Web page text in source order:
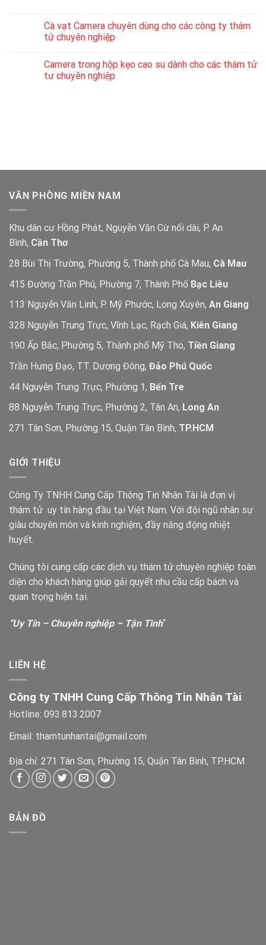
Cà vạt Camera chuyên dùng cho các công ty thám
tử chuyên nghiệp
Camera trong hộp kẹo cao su dành cho các thám tử
tư chuyên nghiệp
VĂN PHÒNG MIỀN NAM
Khu dân cư Hồng Phát, Nguyễn Văn Cừ nối dài, P. An
Bình, Cần Thơ
28 Bùi Thị Trường, Phường 5, Thành phố Cà Mau, Cà Mau
415 Đường Trần Phú, Phường 7, Thành Phố Bạc Liêu
113 Nguyễn Văn Linh, P. Mỹ Phước, Long Xuyên, An Giang
328 Nguyễn Trung Trực, Vĩnh Lạc, Rạch Giá, Kiên Giang
190 Ấp Bắc, Phường 5, Thành phố Mỹ Tho, Tiền Giang
Trần Hưng Đạo, TT. Dương Đông, Đảo Phú Quốc
44 Nguyễn Trung Trực, Phường 1, Bến Tre
88 Nguyễn Trung Trực, Phường 2, Tân An, Long An
271 Tân Sơn, Phường 15, Quận Tân Bình, TP.HCM
GIỚI THIỆU
Công Ty TNHH Cung Cấp Thông Tin Nhân Tài là đơn vị
thám tử uy tín hàng đầu tại Việt Nam. Với đội ngũ nhân sự
giàu chuyên môn và kinh nghiệm, đầy năng động nhiệt
huyết.
Chúng tôi cung cấp các dịch vụ thám tử chuyên nghiệp toàn
diện cho khách hàng giúp gải quyết nhu cầu cấp bách và
quan trọng hiện tại.
“Uy Tín – Chuyên nghiệp – Tận Tình“
LIÊN HỆ
Công ty TNHH Cung Cấp Thông Tin Nhân Tài
Hotline: 093.813.2007
Email: thamtunhantai@gmail.com
Địa chỉ: 271 Tân Sơn, Phường 15, Quận Tân Bình, TP.HCM
BẢN ĐỒ